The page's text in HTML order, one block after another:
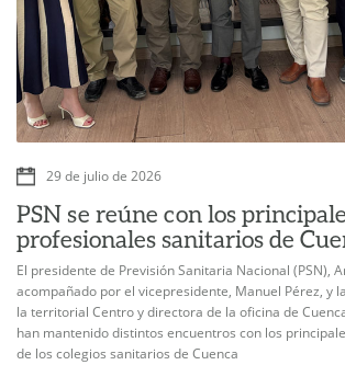
29 de julio de 2026
PSN se reúne con los
profesionales sanitarios de
El presidente de Previsión Sanitaria Nacional (PSN),
acompañado por el vicepresidente, Manuel Pérez, y
la territorial Centro y directora de la oficina de
han mantenido distintos encuentros con los
de los colegios sanitarios de Cuenca